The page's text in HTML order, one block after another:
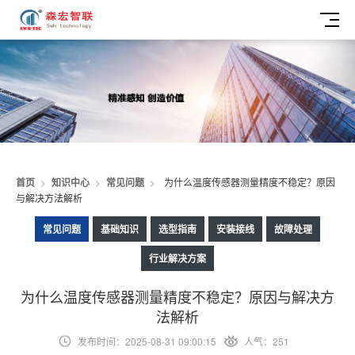
首页 > 知识中心 > 常见问题 >
为什么温度传感器测量精度不稳定？原因
与解决方法解析
常见问题 基础知识 选型指南 安装接线 故障处理
行业解决方案
为什么温度传感器测量精度不稳定？原因与解决方
法解析
发布时间：2025-08-31 09:00:15 人气：251